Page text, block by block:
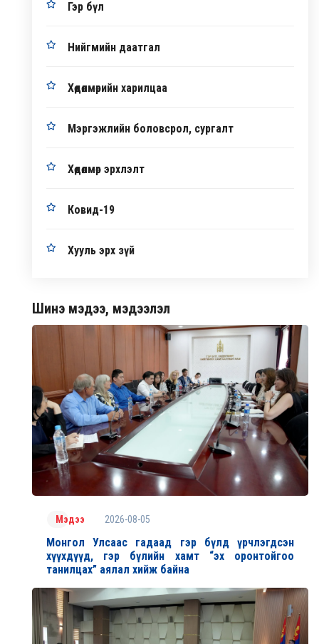
Гэр бүл
Нийгмийн даатгал
Хөдөлмөрийн харилцаа
Мэргэжлийн боловсрол, сургалт
Хөдөлмөр эрхлэлт
Ковид-19
Хууль эрх зүй
Шинэ мэдээ, мэдээлэл
Мэдээ 2026-08-05
Монгол Улсаас гадаад гэр бүлд үрчлэгдсэн
хүүхдүүд, гэр бүлийн хамт “эх оронтойгоо
танилцах” аялал хийж байна